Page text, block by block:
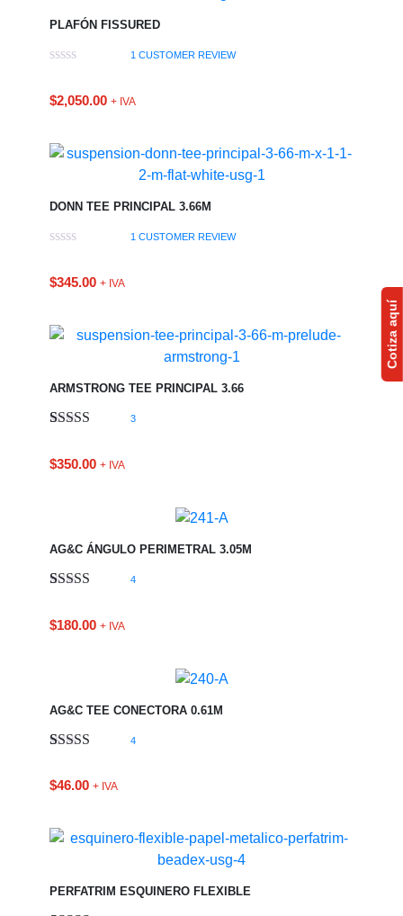
PLAFÓN FISSURED
1 CUSTOMER REVIEW
$2,050.00 + IVA
DONN TEE PRINCIPAL 3.66M
1 CUSTOMER REVIEW
$345.00 + IVA
ARMSTRONG TEE PRINCIPAL 3.66
basado en
3
$350.00 + IVA
AG&C ÁNGULO PERIMETRAL 3.05M
basado en
4
$180.00 + IVA
AG&C TEE CONECTORA 0.61M
basado en
4
$46.00 + IVA
PERFATRIM ESQUINERO FLEXIBLE
Cotiza aquí